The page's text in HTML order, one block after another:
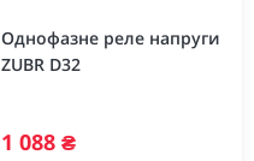
Однофазне реле напруги
ZUBR D32
1 088 ₴